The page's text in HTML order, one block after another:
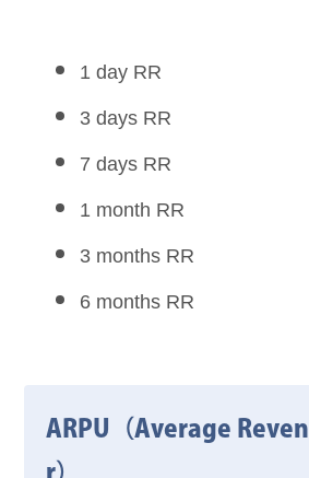
1 day RR
3 days RR
7 days RR
1 month RR
3 months RR
6 months RR
ARPU（Average
r）